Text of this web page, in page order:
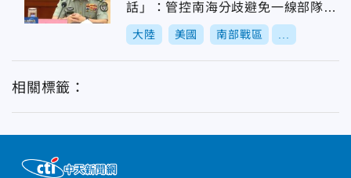
話」：管控南海分歧避免一線部隊誤
判
大陸 美國 南部戰區
相關標籤：